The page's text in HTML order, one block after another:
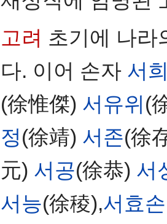
고려 초기에 나
다. 이어 손자 서
(徐惟傑) 서유위 (
정(徐靖) 서존(徐
元) 서공(徐恭) 서
서능(徐稜),서효손